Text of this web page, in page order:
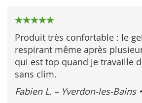
100%
Produit très confortable : le
respirant même après
qui est top quand je travaille
sans clim.
Fabien L. – Yverdon-les-Bains •